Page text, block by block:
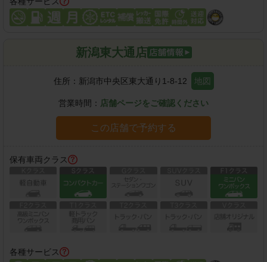
新潟東大通店
住所： 新潟市中央区東大通り1-8-12 地図
営業時間： 店舗ページをご確認ください
この店舗で予約する
保有車両クラス
各種サービス